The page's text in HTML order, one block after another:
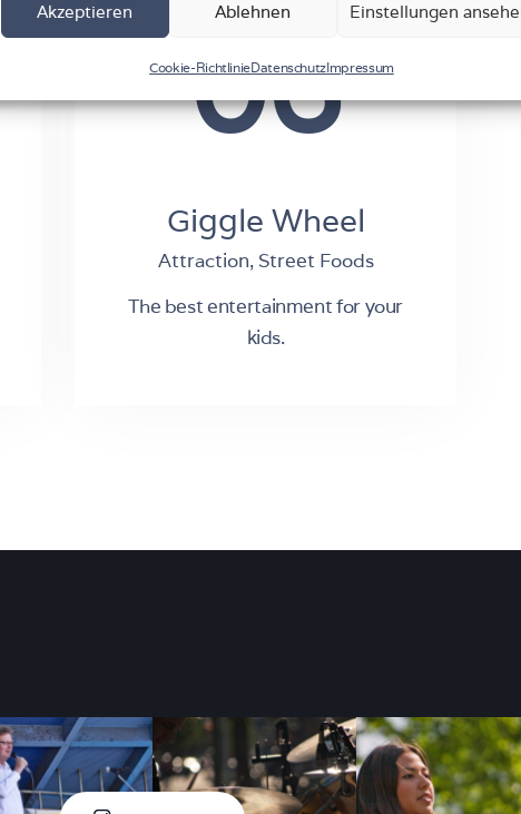
Akzeptieren Ablehnen Einstellungen
Cookie-RichtlinieDatenschutzImpressum
06
Giggle Wheel
Attraction, Street Foods
The best entertainment for your
kids.